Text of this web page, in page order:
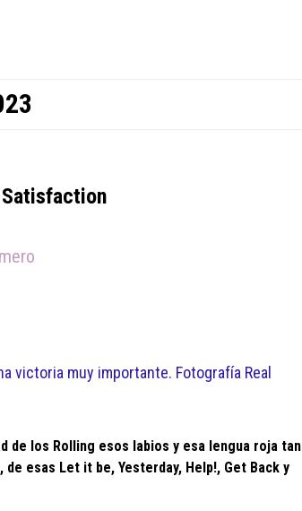
victoria muy importante. Fotografía Real
de los Rolling esos labios y esa lengua roja tan
esas Let it be, Yesterday, Help!, Get Back y